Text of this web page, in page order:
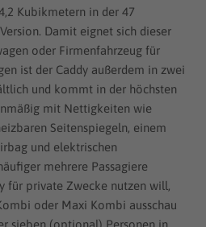
Kubikmetern in der 47
Damit eignet sich dieser
oder Firmenfahrzeug für
ist der Caddy außerdem in zwei
und kommt in der höchsten
mit Nettigkeiten wie
Seitenspiegeln, einem
und elektrischen
mehrere Passagiere
für private Zwecke nutzen will,
oder Maxi Kombi ausschau
sieben (optional) Personen in